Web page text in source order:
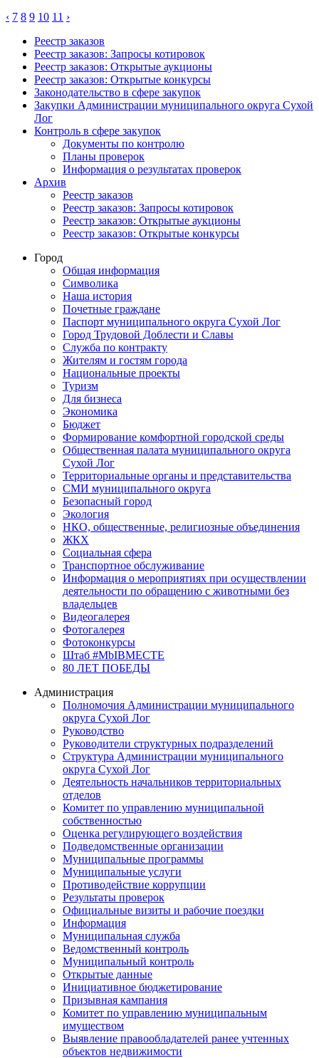
‹ 7 8 9 10 11 ›
Реестр заказов
Реестр заказов: Запросы котировок
Реестр заказов: Открытые аукционы
Реестр заказов: Открытые конкурсы
Законодательство в сфере закупок
Закупки Администрации муниципального округа Сухой
Лог
Контроль в сфере закупок
Документы по контролю
Планы проверок
Информация о результатах проверок
Архив
Реестр заказов
Реестр заказов: Запросы котировок
Реестр заказов: Открытые аукционы
Реестр заказов: Открытые конкурсы
Город
Общая информация
Символика
Наша история
Почетные граждане
Паспорт муниципального округа Сухой Лог
Город Трудовой Доблести и Славы
Служба по контракту
Жителям и гостям города
Национальные проекты
Туризм
Для бизнеса
Экономика
Бюджет
Формирование комфортной городской среды
Общественная палата муниципального округа
Сухой Лог
Территориальные органы и представительства
СМИ муниципального округа
Безопасный город
Экология
НКО, общественные, религиозные объединения
ЖКХ
Социальная сфера
Транспортное обслуживание
Информация о мероприятиях при осуществлении
деятельности по обращению с животными без
владельцев
Видеогалерея
Фотогалерея
Фотоконкурсы
Штаб #MbIBMECTE
80 ЛЕТ ПОБЕДЫ
Администрация
Полномочия Администрации муниципального
округа Сухой Лог
Руководство
Руководители структурных подразделений
Структура Администрации муниципального
округа Сухой Лог
Деятельность начальников территориальных
отделов
Комитет по управлению муниципальной
собственностью
Оценка регулирующего воздействия
Подведомственные организации
Муниципальные программы
Муниципальные услуги
Противодействие коррупции
Результаты проверок
Официальные визиты и рабочие поездки
Информация
Муниципальная служба
Ведомственный контроль
Муниципальный контроль
Открытые данные
Инициативное бюджетирование
Призывная кампания
Комитет по управлению муниципальным
имуществом
Выявление правообладателей ранее учтенных
объектов недвижимости